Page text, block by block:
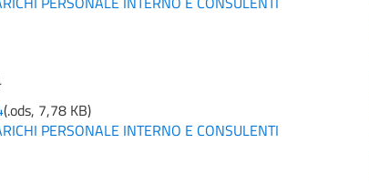
(.ods, 7,78 KB)
PERSONALE INTERNO E CONSULENTI